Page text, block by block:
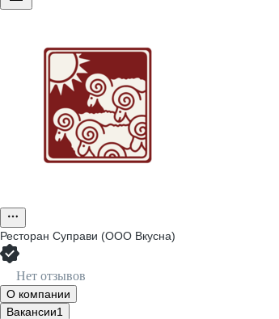
Ресторан Суправи (ООО Вкусна)
Нет отзывов
О компании
Вакансии1